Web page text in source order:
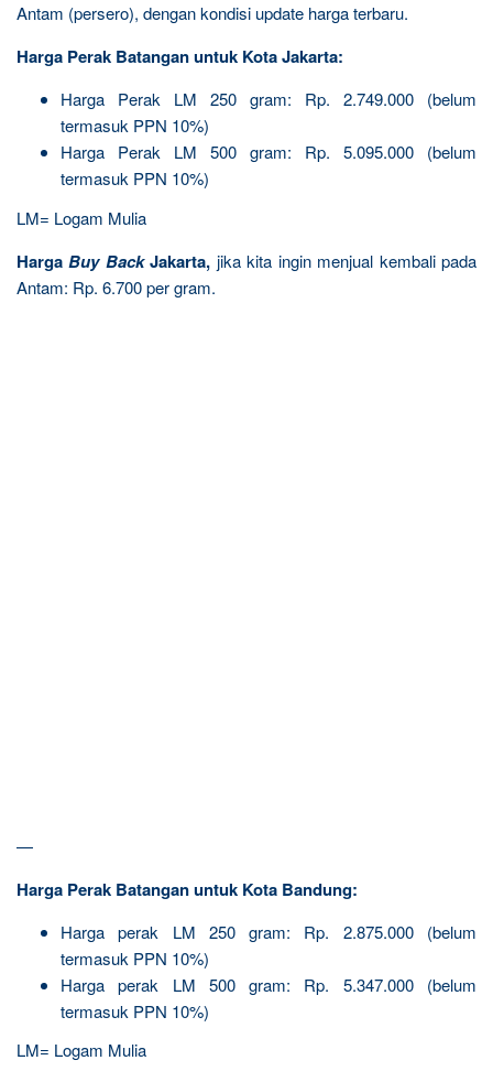
Antam (persero), dengan kondisi update harga terbaru.
Harga Perak Batangan untuk Kota Jakarta:
Harga Perak LM 250 gram: Rp. 2.749.000 (belum
termasuk PPN 10%)
Harga Perak LM 500 gram: Rp. 5.095.000 (belum
termasuk PPN 10%)
LM= Logam Mulia
HargaBuy BackJakarta, jika kita ingin menjual kembali pada
Antam: Rp. 6.700 per gram.
—
Harga Perak Batangan untuk Kota Bandung:
Harga perak LM 250 gram: Rp. 2.875.000 (belum
termasuk PPN 10%)
Harga perak LM 500 gram: Rp. 5.347.000 (belum
termasuk PPN 10%)
LM= Logam Mulia